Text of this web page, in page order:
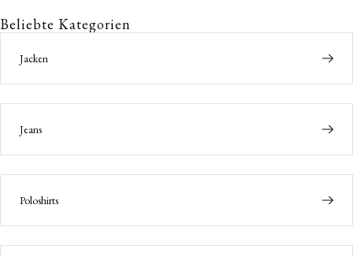
Beliebte Kategorien
Jacken
Jeans
Poloshirts